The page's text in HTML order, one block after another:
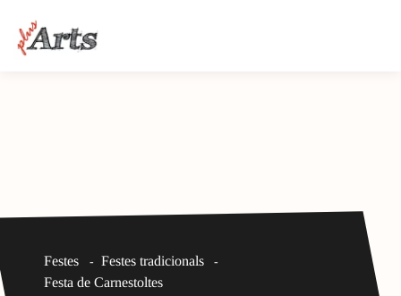
Festes - Festes tradicionals -
Festa de Carnestoltes